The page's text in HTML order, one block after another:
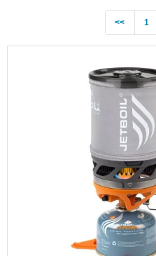
<<Previous
1